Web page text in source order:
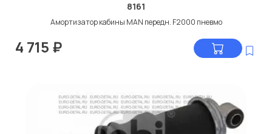
8161
Амортизатор кабины MAN передн. F2000 пневмо
4 715 ₽